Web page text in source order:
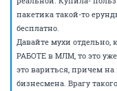
пакетика такой-то
бесплатно.
Давайте мухи отдельно,
РАБОТЕ в МЛМ, то это
это вариться, причем
бизнесмена. Врагу